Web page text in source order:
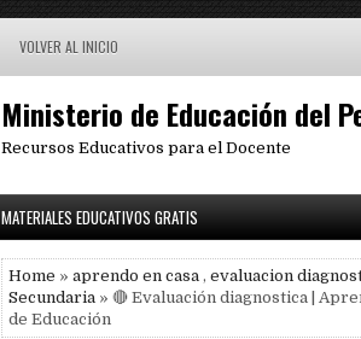
VOLVER AL INICIO
Ministerio de Educación del
Recursos Educativos para el Docente
MATERIALES EDUCATIVOS GRATIS
Home » aprendo en casa , evaluacion
Secundaria » 🔴 Evaluación diagnostica |
de Educación